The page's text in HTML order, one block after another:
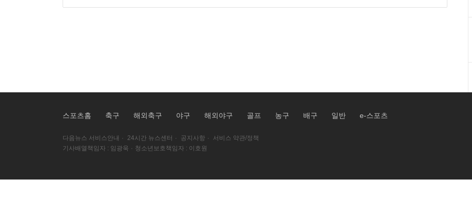
스포츠홈 축구 해외축구 야구 해외야구 골프 농구 배구 일반 e-스포츠
다음뉴스 서비스안내 · 24시간 뉴스센터 · 공지사항 ·
서비스 약관/정책
기사배열책임자 : 임광욱 · 청소년보호책임자 : 이호원